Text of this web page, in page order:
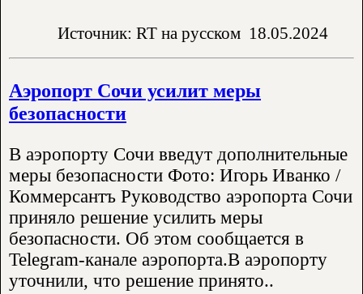
Источник: RT на русском 18.05.2024
Аэропорт Сочи усилит меры
безопасности
В аэропорту Сочи введут дополнительные
меры безопасности Фото: Игорь Иванко /
Коммерсантъ Руководство аэропорта Сочи
приняло решение усилить меры
безопасности. Об этом сообщается в
Telegram-канале аэропорта.В аэропорту
уточнили, что решение принято..